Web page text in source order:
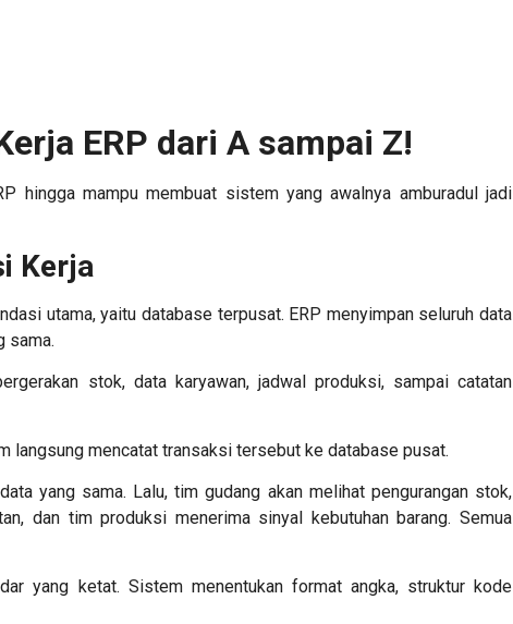
ERP dari A sampai Z!
hingga mampu membuat sistem yang awalnya amburadul jadi
Kerja
utama, yaitu database terpusat. ERP menyimpan seluruh data
sama.
stok, data karyawan, jadwal produksi, sampai catatan
langsung mencatat transaksi tersebut ke database pusat.
yang sama. Lalu, tim gudang akan melihat pengurangan stok,
dan tim produksi menerima sinyal kebutuhan barang. Semua
yang ketat. Sistem menentukan format angka, struktur kode